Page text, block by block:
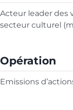
Acteur leader des
secteur culturel
Opération
Emissions